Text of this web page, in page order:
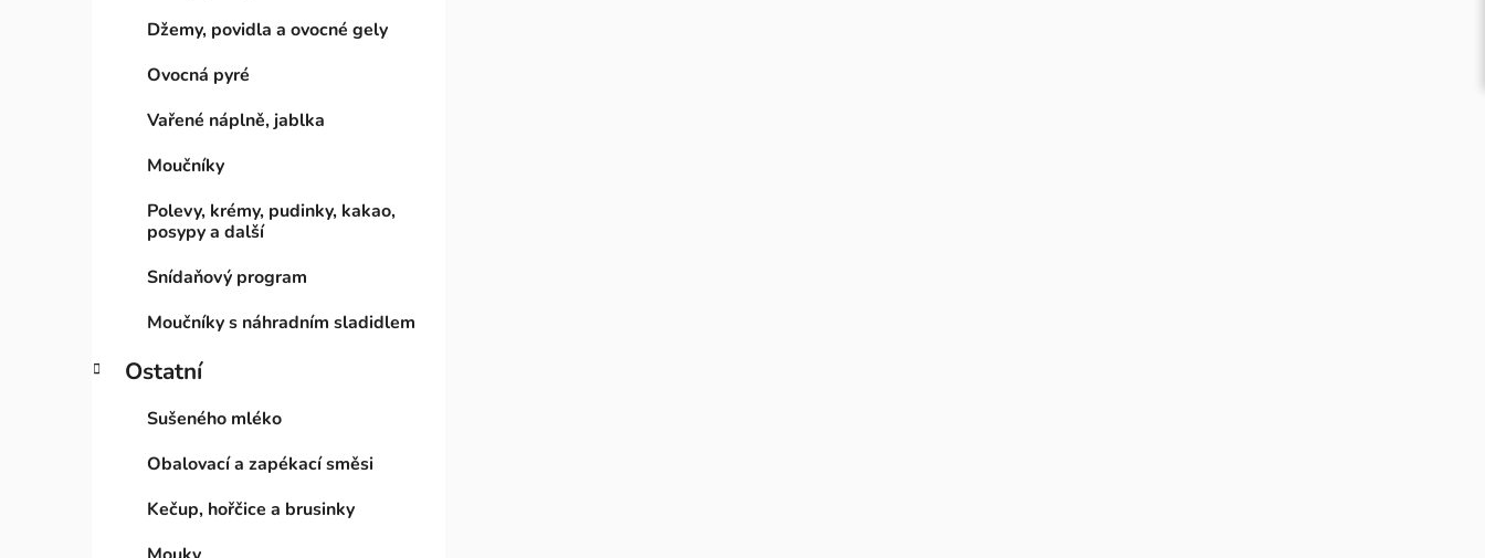
Džemy, povidla a ovocné gely
Ovocná pyré
Vařené náplně, jablka
Moučníky
Polevy, krémy, pudinky, kakao,
posypy a další
Snídaňový program
Moučníky s náhradním sladidlem
Ostatní
Sušeného mléko
Obalovací a zapékací směsi
Kečup, hořčice a brusinky